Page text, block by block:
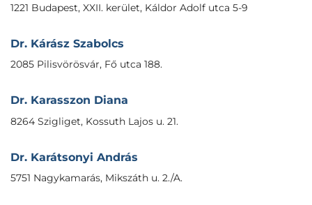
1221 Budapest, XXII. kerület, Káldor Adolf utca 5-9
Dr. Kárász Szabolcs
2085 Pilisvörösvár, Fő utca 188.
Dr. Karasszon Diana
8264 Szigliget, Kossuth Lajos u. 21.
Dr. Karátsonyi András
5751 Nagykamarás, Mikszáth u. 2./A.